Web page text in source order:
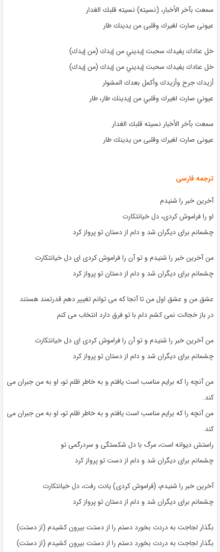
سمعت بآخر الأخبار، (نسيته) نسيته قلبك الغدار
عيونى صارت لغيرك وقلبى من يدينك طار
خل عنادك يفيدك سحبت إيديني من إيدك (من إيدك)
خل عنادك يفيدك سحبت إيديني من إيدك (من إيدك)
أزيدك جرح وأزيدك وأكمل بعدك المشوار
عيوني صارت لغيرك وقلبي من إيدينك طار، طار
سمعت بآخر الأخبار نسيته قلبك الغدار
عيونى صارت لغيرك وقلبى من يدينك طار
ترجمه فارسی
آخرین خبر را شنیدم
او را فراموش کردی، دل خیانتکارت
چشمانم برای دیگران شد و دلم از دستان تو پرواز کرد
من آخرین خبر را شنیدم و تو آن را فراموش کردی ای دل خیانتکارت
چشمانم برای دیگران شد و دلم از دستان تو پرواز کرد
عشق من و عشق اول من تا آنجا که می توانم تغییر دهم قدرتمند هستند
در باز خجالت نمی کشم دلم با تو فرق دارد انتخاب می کنم
من آخرین خبر را شنیدم و تو آن را فراموش کردی ای دل خیانتکارت
چشمانم برای دیگران شد و دلم از دستان تو پرواز کرد
من آنچه را که برایم مناسب است یافتم و به خاطر ظلم تو، او به من جبران می
کند.
من آنچه را که برایم مناسب است یافتم و به خاطر ظلم تو، او به من جبران می
کند.
راستش دیوانه است، مرگ با دل شکستگی و سردرگمی تو
چشمانم برای دیگران شد و دلم از دست تو پرواز کرد
آخرین خبر را شنیدم، (فراموش کردی) یادت رفت، دل خیانتکارت
چشمانم برای دیگران شد و دلم از دستان تو پرواز کرد
بگذار لجاجت به دردت بخورد دستم را از دستت بیرون کشیدم (از دستت)
بگذار لجاجت به دردت بخورد دستم را از دستت بیرون کشیدم (از دستت)